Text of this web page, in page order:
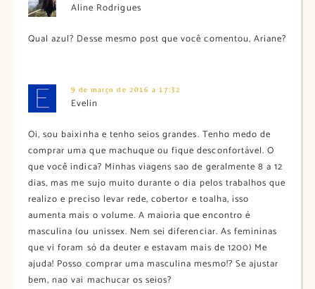
Aline Rodrigues
Qual azul? Desse mesmo post que você comentou, Ariane?
9 de março de 2016 a 17:32
Evelin
Oi, sou baixinha e tenho seios grandes. Tenho medo de
comprar uma que machuque ou fique desconfortável. O
que você indica? Minhas viagens sao de geralmente 8 a 12
dias, mas me sujo muito durante o dia pelos trabalhos que
realizo e preciso levar rede, cobertor e toalha, isso
aumenta mais o volume. A maioria que encontro é
masculina (ou unissex. Nem sei diferenciar. As femininas
que vi foram só da deuter e estavam mais de 1200) Me
ajuda! Posso comprar uma masculina mesmo!? Se ajustar
bem, nao vai machucar os seios?